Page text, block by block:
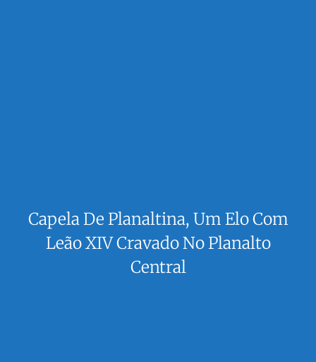
Capela De Planaltina, Um Elo Com
Leão XIV Cravado No Planalto
Central